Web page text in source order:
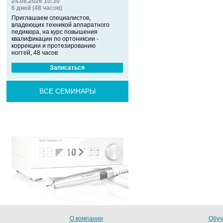
6 дней (48 часов)
Приглашаем специалистов,
владеющих техникой аппаратного
педикюра, на курс повышения
квалификации по ортониксии -
коррекции и протезированию
ногтей, 48 часов
Записаться
ВСЕ СЕМИНАРЫ
О компании